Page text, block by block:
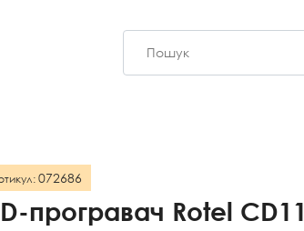
072686
програвач Rotel CD11